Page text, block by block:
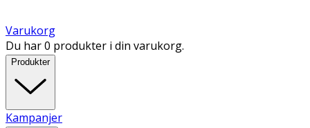
Varukorg
Du har 0 produkter i din varukorg.
Produkter
Kampanjer